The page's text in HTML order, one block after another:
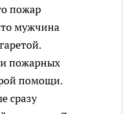
пожар
мужчина
пожарных
помощи.
сразу